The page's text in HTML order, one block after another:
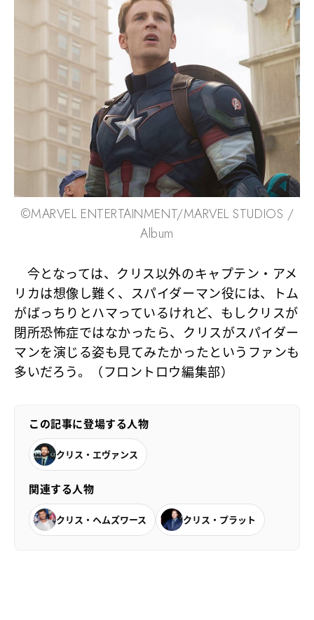
©MARVEL ENTERTAINMENT/MARVEL STUDIOS /
Album
今となっては、クリス以外のキャプテン・アメ
リカは想像し難く、スパイダーマン役には、トム
がばっちりとハマっているけれど、もしクリスが
閉所恐怖症ではなかったら、クリスがスパイダー
マンを演じる姿も見てみたかったというファンも
多いだろう。（フロントロウ編集部）
この記事に登場する人物
クリス・エヴァンス
関連する人物
クリス・ヘムズワース クリス・プラット